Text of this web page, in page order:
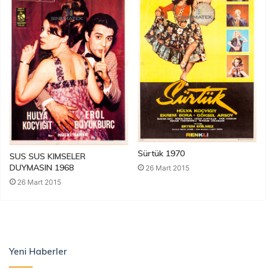
SUS SUS KIMSELER
DUYMASIN 1968
26 Mart 2015
Sürtük 1970
26 Mart 2015
Yeni Haberler